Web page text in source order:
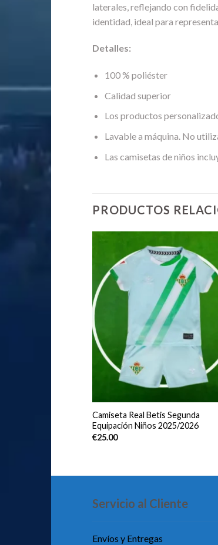
laterales, reflejando con
identidad, ideal para
Detalles:
100 % poliéster
Calidad superior
Los productos
Lavable a máquina. No
Las camisetas de niños
PRODUCTOS
Camiseta Real Betis Segunda
Equipación Niños 2025/2026
€25.00
Servicio al Cliente
Envíos y Entregas